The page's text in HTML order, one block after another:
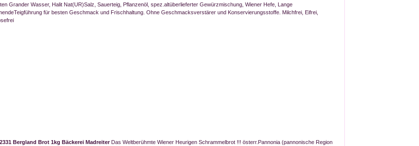
Grander Wasser, Halit Nat(UR)Salz, Sauerteig, Pflanzenöl, spez.altüberlieferter Gewürzmischung, Wiener Hefe, Lange
für besten Geschmack und Frischhaltung. Ohne Geschmacksverstärer und Konservierungsstoffe. Milchfrei, Eifrei,
2331 Bergland Brot 1kg Bäckerei MadreiterDas Weltberühmte Wiener Heurigen Schrammelbrot !!! österr.Pannonia (pannonische Region